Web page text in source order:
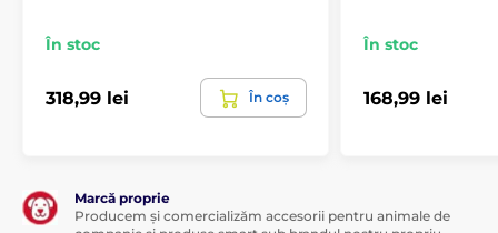
În stoc
318,99 lei În coș
În stoc
168,99 lei
Marcă proprie
Producem și comercializăm accesorii pentru animale de